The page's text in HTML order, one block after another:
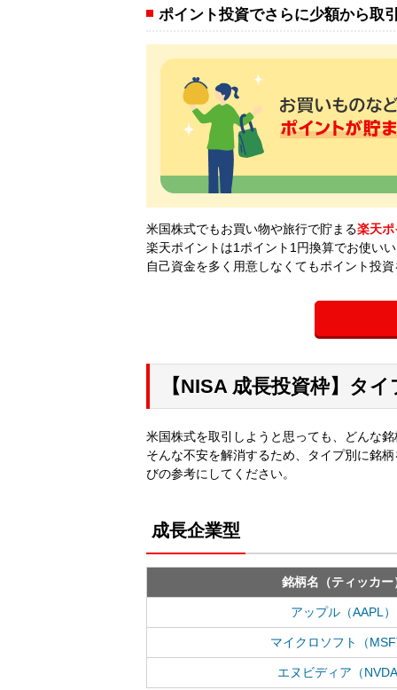
ポイント投資でさらに少額から取
米国株式でもお買い物や旅行で貯まる楽天
楽天ポイントは1ポイント1円換算でお使い
自己資金を多く用意しなくてもポイント投
【NISA 成長投資枠】タ
米国株式を取引しようと思っても、どんな
そんな不安を解消するため、タイプ別に銘
びの参考にしてください。
成長企業型
銘柄名（ティッカー
アップル（AAPL）
マイクロソフト（
エヌビディア（